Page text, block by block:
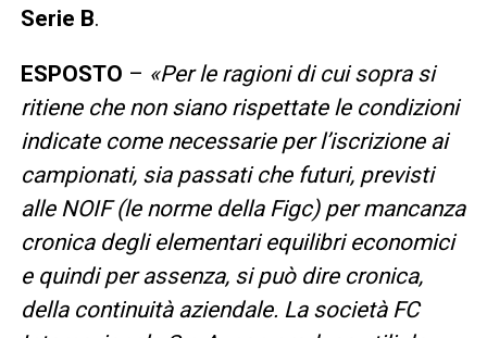
Serie B.
ESPOSTO – «Per le ragioni di cui sopra si
ritiene che non siano rispettate le condizioni
indicate come necessarie per l’iscrizione ai
campionati, sia passati che futuri, previsti
alle NOIF (le norme della Figc) per mancanza
cronica degli elementari equilibri economici
e quindi per assenza, si può dire cronica,
della continuità aziendale. La società FC